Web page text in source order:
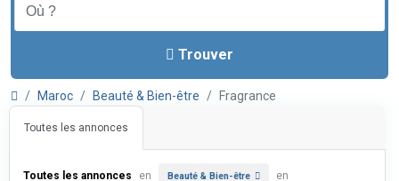
Trouver
Maroc Beauté & Bien-être Fragrance
Toutes les annonces
Toutes les annonces en Beauté & Bien-être en